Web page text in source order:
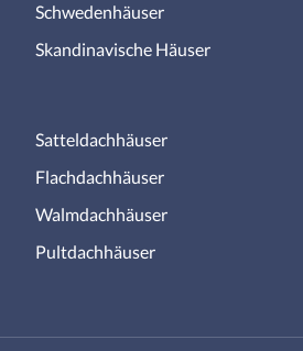
Schwedenhäuser
Skandinavische Häuser
Satteldachhäuser
Flachdachhäuser
Walmdachhäuser
Pultdachhäuser